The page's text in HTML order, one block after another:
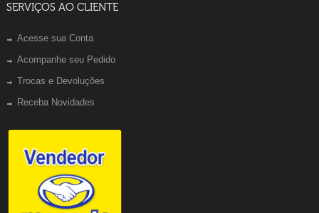
SERVIÇOS AO CLIENTE
Acesse sua Conta
Acompanhe seu Pedido
Trocas e Devoluções
Receba Novidades